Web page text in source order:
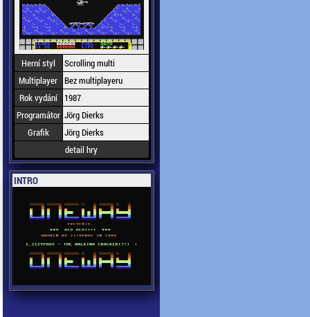
Herní styl
Scrolling multi
Multiplayer Bez multiplayeru
Rok vydání
1987
Programátor Jörg Dierks
Grafik
Jörg Dierks
detail hry
INTRO